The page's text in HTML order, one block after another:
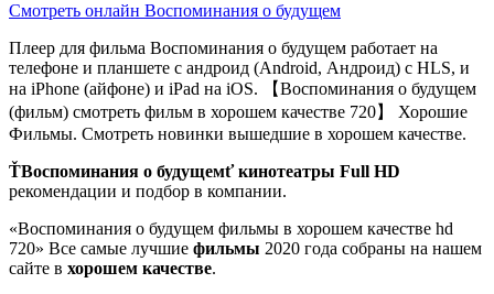
Смотреть онлайн Воспоминания о будущем
Плеер для фильма Воспоминания о будущем работает на
телефоне и планшете с андроид (Android, Андроид) с HLS, и
на iPhone (айфоне) и iPad на iOS. 【Воспоминания о будущем
(фильм) смотреть фильм в хорошем качестве 720】 Хорошие
Фильмы. Смотреть новинки вышедшие в хорошем качестве.
ŤВоспоминания о будущемť кинотеатры Full HD
рекомендации и подбор в компании.
«Воспоминания о будущем фильмы в хорошем качестве hd
720» Все самые лучшие фильмы 2020 года собраны на нашем
сайте в хорошем качестве.